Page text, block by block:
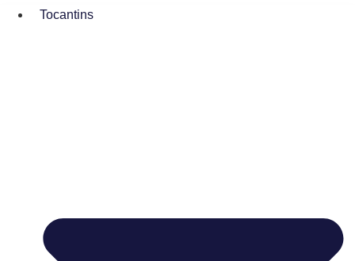
Tocantins